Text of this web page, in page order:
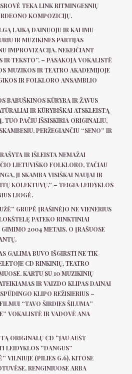
TEKA LINK RITMINGESNIŲ
KOMPOZICIJŲ.
LAIKĄ DAINUOJU IR KAI IMU
IR MUZIKINES PARTIJAS
IMPROVIZACIJA, NEKEIČIANT
IR TEKSTO”, – PASAKOJA VOKALISTĖ
MUZIKOS IR TEATRO AKADEMIJOJE
IR FOLKLORO ANSAMBLIO
BABUŠKINOS KŪRYBA IR ŽAVUS
IR KŪRYBIŠKAI ATSKLEISTĄ
TUO PAČIU IŠSISKIRIA ORIGINALIU,
PERŽEGIANČIU “SENO” IR
IR IŠLEISTA NEMAŽAI
LIETUVIŠKO FOLKLORO, TAČIAU
JI SKAMBA VISIŠKAI NAUJAI IR
KOLEKTUVŲ,” – TEIGIA LEIDYKLOS
LIOGĖ.
GRUPĖ ĮRAŠINĖJO NE VIENERIUS
PATEKO RINKTINIAI
2004 METAIS, O ĮRAŠUOSE
GALIMA BUVO IŠGIRSTI NE TIK
CD RINKINIŲ, TEATRO
KARTU SU 10 MUZIKINIŲ
IR VAIZDO KLIPAS DAINAI
KLIPO REŽISIERIUS –
“TAVO ŠIRDIES ŠILUMA”
VOKALISTĖ IR VADOVĖ ANA
ORIGINALŲ CD “JAU AUŠT
LEIDYKLOS “DANGUS”
VILNIUJE (PILIES G.6), KITOSE
RENGINIUOSE ARBA